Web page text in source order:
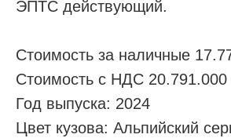
ЭПТС действующий.
Стоимость за наличные
Стоимость с НДС 20.791.000
Год выпуска: 2024
Цвет кузова: Альпийский